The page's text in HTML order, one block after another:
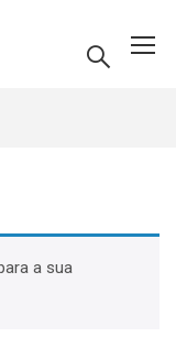
a sua